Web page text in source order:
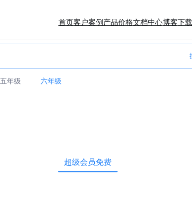
首页客户案例产品价格文档中心博客下载
五年级 六年级
超级会员免费